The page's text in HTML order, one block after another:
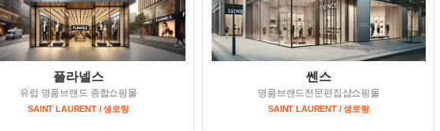
플라넬스
유럽 명품브랜드 종합쇼핑몰
SAINT LAURENT / 생로랑
쎈스
명품브랜드전문편집샵쇼핑몰
SAINT LAURENT / 생로랑